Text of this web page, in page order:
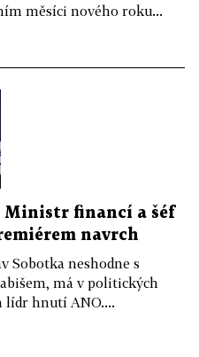
měsíci nového roku...
Ministr financí a šéf
navrch
Sobotka neshodne s
má v politických
lídr hnutí ANO....